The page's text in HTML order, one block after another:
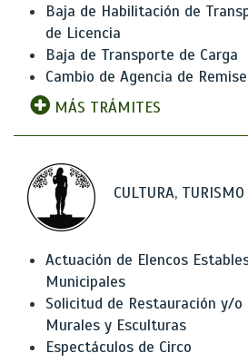
Baja de Habilitación de
de Licencia
Baja de Transporte de Carga
Cambio de Agencia de
MÁS TRÁMITES
CULTURA, TURISMO
Actuación de Elencos
Municipales
Solicitud de Restauración y/o
Murales y Esculturas
Espectáculos de Circo